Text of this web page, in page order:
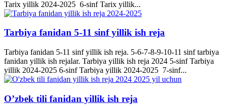
Tarix yillik 2024-2025 6-sinf Tarix yillik...
Tarbiya fanidan 5-11 sinf yillik ish reja
Tarbiya fanidan 5-11 sinf yillik ish reja. 5-6-7-8-9-10-11 sinf tarbiya
fanidan yillik ish rejalar. Tarbiya yillik ish reja 2024 5-sinf Tarbiya
yillik 2024-2025 6-sinf Tarbiya yillik 2024-2025 7-sinf...
O’zbek tili fanidan yillik ish reja